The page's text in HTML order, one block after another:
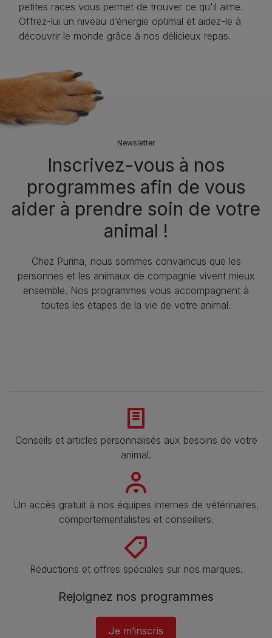
petites races vous permet de trouver ce qu'il aime.
Offrez-lui un niveau d’énergie optimal et aidez-le à
découvrir le monde grâce à nos délicieux repas.
Newsletter
Inscrivez-vous à nos
programmes afin de vous
aider à prendre soin de votre
animal !
Chez Purina, nous sommes convaincus que les
personnes et les animaux de compagnie vivent mieux
ensemble. Nos programmes vous accompagnent à
toutes les étapes de la vie de votre animal.​
Conseils et articles personnalisés aux besoins de votre
animal​.
Un accès gratuit à nos équipes internes de vétérinaires,
comportementalistes et conseillers.
Réductions et offres spéciales sur nos marques​.
Rejoignez nos programmes
Je m’inscris